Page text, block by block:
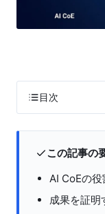
目次
この記事の
AI CoEの
成果を証明